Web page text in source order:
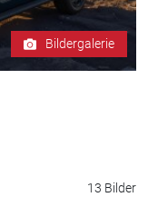
Bildergalerie
13 Bilder